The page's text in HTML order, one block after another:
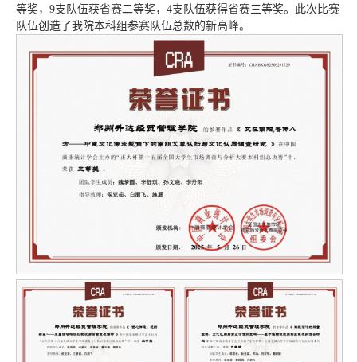
等奖，9支队伍获省赛二等奖，4支队伍获得省赛三等奖。此次比赛
队伍创造了我院本科组参赛队伍总数的新高峰。